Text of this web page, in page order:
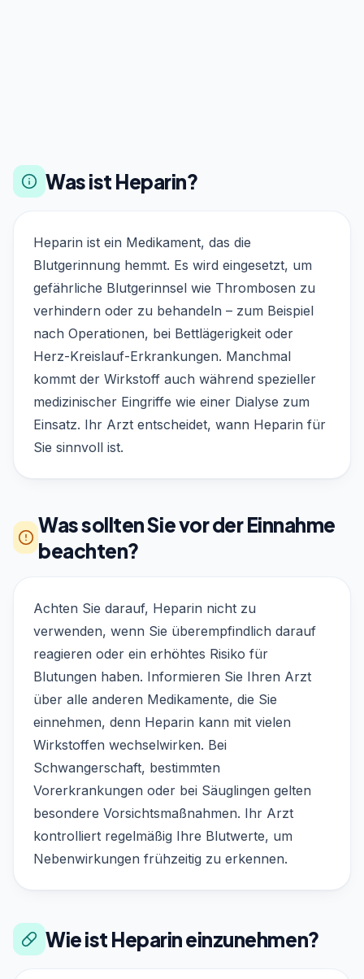
Was ist Heparin?
Heparin ist ein Medikament, das die
Blutgerinnung hemmt. Es wird eingesetzt, um
gefährliche Blutgerinnsel wie Thrombosen zu
verhindern oder zu behandeln – zum Beispiel
nach Operationen, bei Bettlägerigkeit oder
Herz-Kreislauf-Erkrankungen. Manchmal
kommt der Wirkstoff auch während spezieller
medizinischer Eingriffe wie einer Dialyse zum
Einsatz. Ihr Arzt entscheidet, wann Heparin für
Sie sinnvoll ist.
Was sollten Sie vor der Einnahme
beachten?
Achten Sie darauf, Heparin nicht zu
verwenden, wenn Sie überempfindlich darauf
reagieren oder ein erhöhtes Risiko für
Blutungen haben. Informieren Sie Ihren Arzt
über alle anderen Medikamente, die Sie
einnehmen, denn Heparin kann mit vielen
Wirkstoffen wechselwirken. Bei
Schwangerschaft, bestimmten
Vorerkrankungen oder bei Säuglingen gelten
besondere Vorsichtsmaßnahmen. Ihr Arzt
kontrolliert regelmäßig Ihre Blutwerte, um
Nebenwirkungen frühzeitig zu erkennen.
Wie ist Heparin einzunehmen?